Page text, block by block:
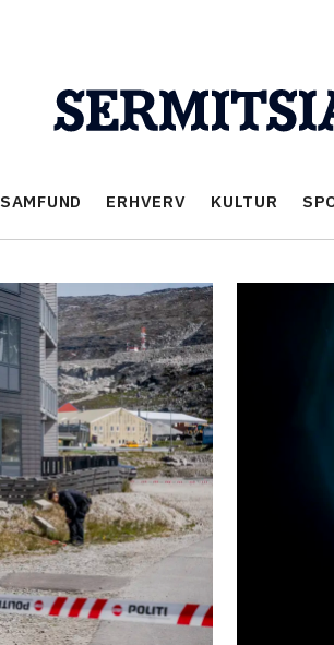
SAMFUND ERHVERV KULTUR